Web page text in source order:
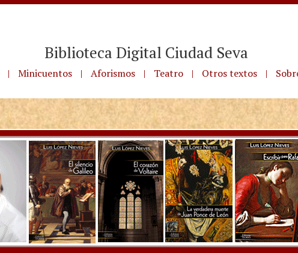
Biblioteca Digital Ciudad Seva
| Minicuentos | Aforismos | Teatro | Otros textos |